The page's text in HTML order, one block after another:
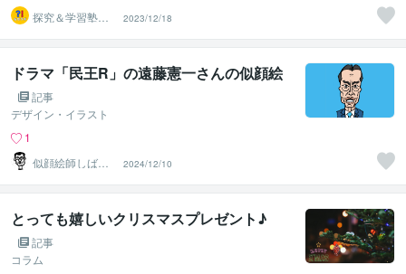
探究＆学習塾｜
なぜラボ
2023/12/18
ドラマ「民王R」の遠藤憲一さんの似顔絵
記事
デザイン・イラスト
1
似顔絵師しばじ
ゅん
2024/12/10
とっても嬉しいクリスマスプレゼント♪
記事
コラム